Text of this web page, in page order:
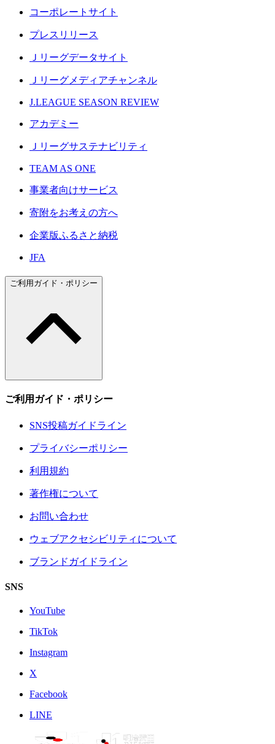
コーポレートサイト
プレスリリース
Ｊリーグデータサイト
Ｊリーグメディアチャンネル
J.LEAGUE SEASON REVIEW
アカデミー
Ｊリーグサステナビリティ
TEAM AS ONE
事業者向けサービス
寄附をお考えの方へ
企業版ふるさと納税
JFA
ご利用ガイド・ポリシー
ご利用ガイド・ポリシー
SNS投稿ガイドライン
プライバシーポリシー
利用規約
著作権について
お問い合わせ
ウェブアクセシビリティについて
ブランドガイドライン
SNS
YouTube
TikTok
Instagram
X
Facebook
LINE